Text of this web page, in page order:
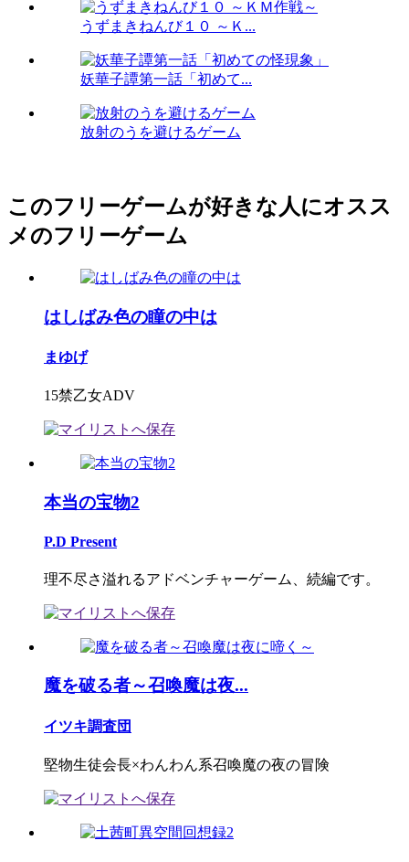
うずまきねんび１０ ～Ｋ...
妖華子譚第一話「初めて...
放射のうを避けるゲーム
このフリーゲームが好きな人にオスス
メのフリーゲーム
はしばみ色の瞳の中は
まゆげ
15禁乙女ADV
本当の宝物2
P.D Present
理不尽さ溢れるアドベンチャーゲーム、続編です。
魔を破る者～召喚魔は夜...
イツキ調査団
堅物生徒会長×わんわん系召喚魔の夜の冒険